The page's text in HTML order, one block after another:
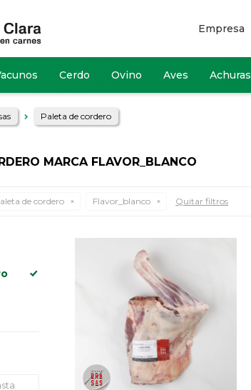
Cerdo Ovino Aves Achuras
Empresa
Paleta de cordero
MARCA FLAVOR_BLANCO
de cordero Flavor_blanco Quitar filtros